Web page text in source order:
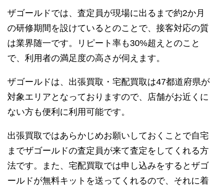
ザゴールドでは、査定員が現場に出るまで約2か月
の研修期間を設けているとのことで、接客対応の質
は業界随一です。リピート率も30%超えとのこと
で、利用者の満足度の高さが伺えます。
ザゴールドは、出張買取・宅配買取は47都道府県が
対象エリアとなっておりますので、店舗がお近くに
ない方も便利に利用可能です。
出張買取ではあらかじめお願いしておくことで自宅
までザゴールドの査定員が来て査定をしてくれる方
法です。また、宅配買取では申し込みをするとザゴ
ールドが無料キットを送ってくれるので、それに着